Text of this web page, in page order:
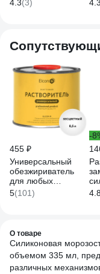
4.3(3)
4.3
455 ₽
Универсальный
обезжириватель
для любых
поверхностей Elcon
R 0,5 л 00-
5(101)
-
4.8
О товаре
Силиконовая
объемом 335 мл,
различных